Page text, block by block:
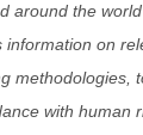
around the
on
methodologies,
with human